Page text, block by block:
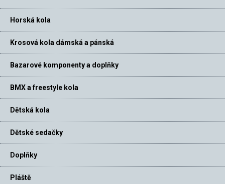
Horská kola
Krosová kola dámská a pánská
Bazarové komponenty a doplňky
BMX a freestyle kola
Dětská kola
Dětské sedačky
Doplňky
Pláště